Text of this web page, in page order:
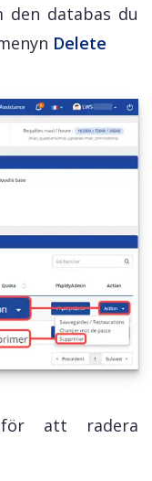
databas du
Delete
att radera